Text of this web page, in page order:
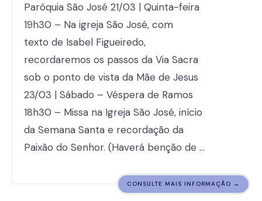
Paróquia São José 21/03 | Quinta-feira
19h30 – Na igreja São José, com
texto de Isabel Figueiredo,
recordaremos os passos da Via Sacra
sob o ponto de vista da Mãe de Jesus
23/03 | Sábado – Véspera de Ramos
18h30 – Missa na Igreja São José, início
da Semana Santa e recordação da
Paixão do Senhor. (Haverá benção de …
CONSULTE MAIS INFORMAÇÃO →